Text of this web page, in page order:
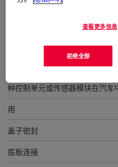
种控制单元或传感器模块在汽车
用
盖子密封
底板连接
查看更多信息
拒绝全部